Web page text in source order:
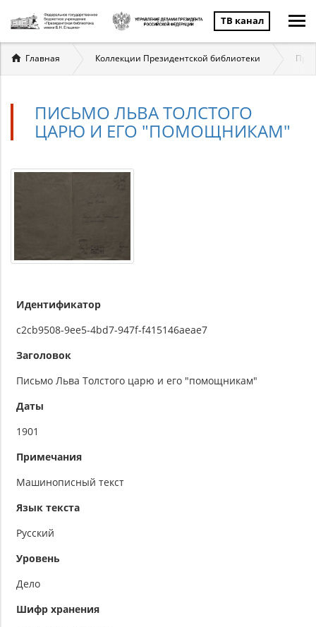
ТВ канал
Вы
здесь
Главная Коллекции Президентской библиотеки
ПИСЬМО ЛЬВА ТОЛСТОГО
ЦАРЮ И ЕГО "ПОМОЩНИКАМ"
Идентификатор
c2cb9508-9ee5-4bd7-947f-f415146aeae7
Заголовок
Письмо Льва Толстого царю и его "помощникам"
Даты
1901
Примечания
Машинописный текст
Язык текста
Русский
Уровень
Дело
Шифр хранения